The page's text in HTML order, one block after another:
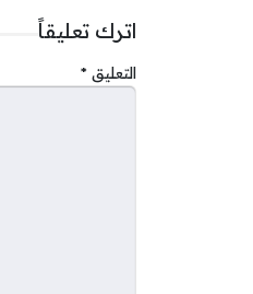
اترك تعليقاً
التعليق *